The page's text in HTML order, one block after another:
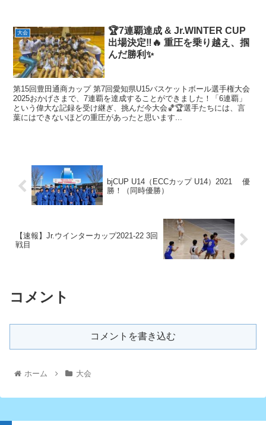
大会
🏆7連覇達成 & Jr.WINTER CUP
出場決定‼️🔥 重圧を乗り越え、掴
んだ勝利✨
第15回豊田通商カップ 第7回愛知県U15バスケットボール選手権大会
2025おかげさまで、7連覇を達成することができました！「6連覇」
という偉大な記録を受け継ぎ、挑んだ今大会🏀🏆選手たちには、言
葉にはできないほどの重圧があったと思います...
bjCUP U14（ECCカップ U14）2021 優
勝！（同時優勝）
【速報】Jr.ウインターカップ2021-22 3回
戦目
コメント
コメントを書き込む
ホーム 大会